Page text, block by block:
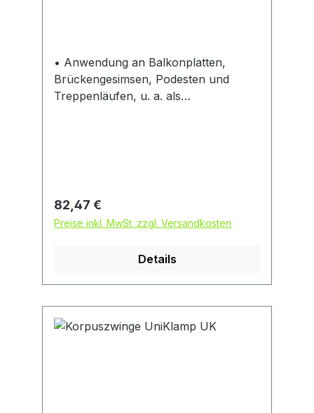
• Anwendung an Balkonplatten,
Brückengesimsen, Podesten und
Treppenläufen, u. a. als
durch robustes Gewinde • Für
Deckenstärken bis 40 cm einsetzbar •
Aufbauhöhe maximal 40 m, Abstand
Regulärer Preis:
82,47 €
Preise inkl. MwSt. zzgl. Versandkosten
Details